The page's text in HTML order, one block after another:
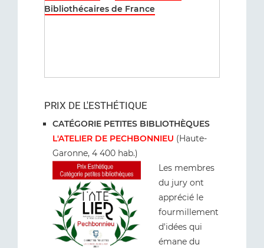
Bibliothécaires de France
PRIX DE L'ESTHÉTIQUE
CATÉGORIE PETITES BIBLIOTHÈQUES
L'ATELIER DE PECHBONNIEU (Haute-
Garonne, 4 400 hab.)
Les membres
du jury ont
apprécié le
fourmillement
d'idées qui
émane du